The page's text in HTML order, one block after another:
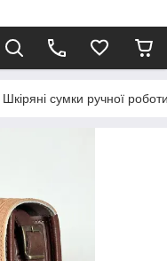
Шкіряні сумки ручної